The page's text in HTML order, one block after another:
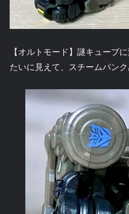
【オルトモード】謎キューブ
たいに見えて、スチームパンク